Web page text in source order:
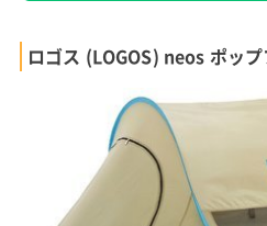
ロゴス (LOGOS) neos ポッ